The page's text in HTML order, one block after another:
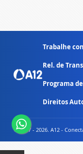
Trabalhe
Rel. de
Programa
Direitos
© 2007 - 2026. A12 -